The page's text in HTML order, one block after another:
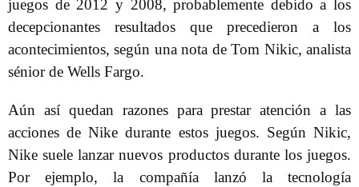
juegos de 2012 y 2008, probablemente debido a los
decepcionantes resultados que precedieron a los
acontecimientos, según una nota de Tom Nikic, analista
sénior de Wells Fargo.
Aún así quedan razones para prestar atención a las
acciones de Nike durante estos juegos. Según Nikic,
Nike suele lanzar nuevos productos durante los juegos.
Por ejemplo, la compañía lanzó la tecnología